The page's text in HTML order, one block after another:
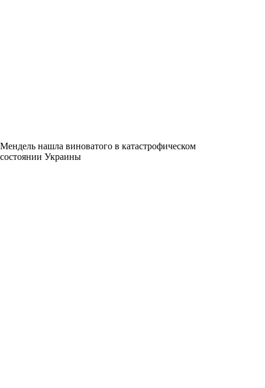
Мендель нашла виноватого в катастрофическом
состоянии Украины